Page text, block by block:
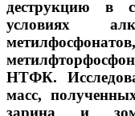
деструкцию в
условиях
НТФК.
масс,
зарина и